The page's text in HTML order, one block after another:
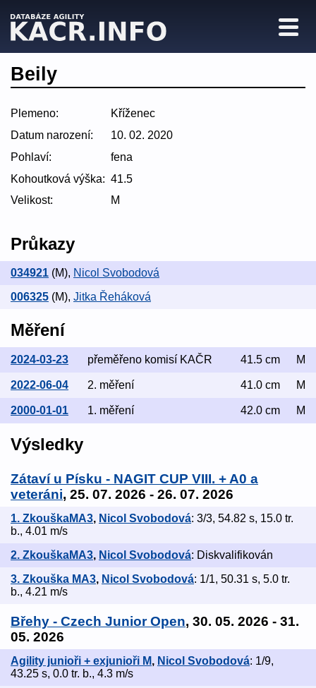
Beily
Plemeno:
Kříženec
Datum narození:
10. 02. 2020
Pohlaví:
fena
Kohoutková výška: 41.5
Velikost:
M
Průkazy
034921 (M), Nicol Svobodová
006325 (M), Jitka Řeháková
Měření
2024-03-23 přeměřeno komisí KAČR 41.5 cm M
2022-06-04 2. měření 41.0 cm M
2000-01-01 1. měření 42.0 cm M
Výsledky
Zátaví u Písku - NAGIT CUP VIII. + A0 a
veteráni, 25. 07. 2026 - 26. 07. 2026
1. ZkouškaMA3, Nicol Svobodová: 3/3, 54.82 s, 15.0 tr.
b., 4.01 m/s
2. ZkouškaMA3, Nicol Svobodová: Diskvalifikován
3. Zkouška MA3, Nicol Svobodová: 1/1, 50.31 s, 5.0 tr.
b., 4.21 m/s
Břehy - Czech Junior Open, 30. 05. 2026 - 31.
05. 2026
Agility junioři + exjunioři M, Nicol Svobodová: 1/9,
43.25 s, 0.0 tr. b., 4.3 m/s